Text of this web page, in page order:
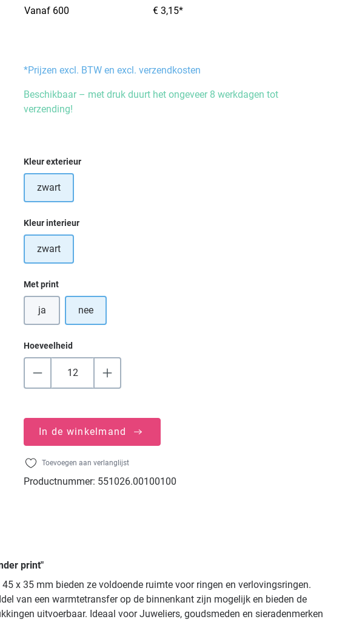
Vanaf 600 € 3,15*
*Prijzen excl. BTW en excl. verzendkosten
Beschikbaar – met druk duurt het ongeveer 8 werkdagen tot
verzending!
Selecteer
Kleur exterieur
zwart
Selecteer
Kleur interieur
zwart
Selecteer
Met print
ja nee
Hoeveelheid
In de winkelmand
Toevoegen aan verlanglijst
Productnummer: 551026.00100100
print"
x 35 mm bieden ze voldoende ruimte voor ringen en verlovingsringen.
van een warmtetransfer op de binnenkant zijn mogelijk en bieden de
uitvoerbaar. Ideaal voor Juweliers, goudsmeden en sieradenmerken